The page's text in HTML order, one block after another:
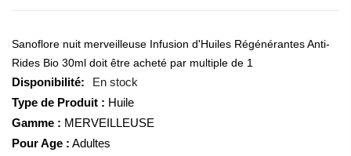
Sanoflore nuit merveilleuse Infusion d'Huiles Régénérantes Anti-
Rides Bio 30ml doit être acheté par multiple de 1
En stock
Type de Produit : Huile
Gamme : MERVEILLEUSE
Pour Age : Adultes